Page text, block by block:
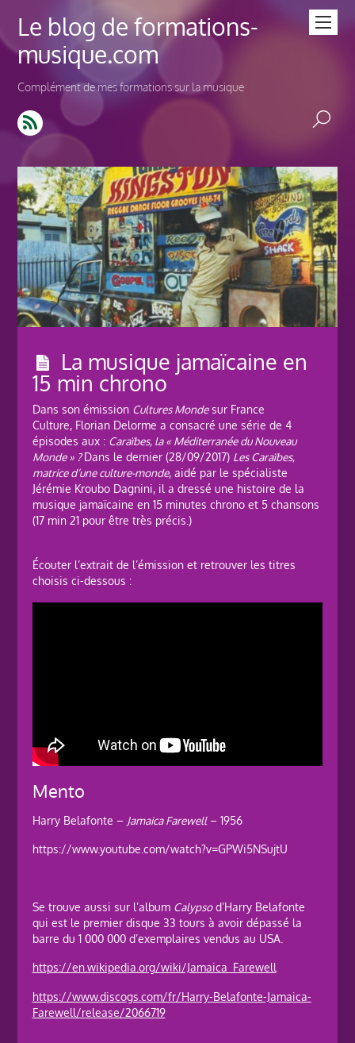
Le blog de formations-
musique.com
Complément de mes formations sur la musique
La musique jamaïcaine en
15 min chrono
Dans son émission Cultures Mondesur France
Culture, Florian Delorme a consacré une série de 4
épisodes aux : Caraïbes, la « Méditerranée du Nouveau
Monde » ?Dans le dernier (28/09/2017) Les Caraïbes,
matrice d’une culture-monde, aidé par le spécialiste
Jérémie Kroubo Dagnini, il a dressé une histoire de la
musique jamaïcaine en 15 minutes chrono et 5 chansons
(17 min 21 pour être très précis.)
Écouter l’extrait de l’émission et retrouver les titres
choisis ci-dessous :
Mento
Harry Belafonte – Jamaica Farewell– 1956
https://www.youtube.com/watch?v=GPWi5NSujtU
Se trouve aussi sur l’album Calypsod’Harry Belafonte
qui est le premier disque 33 tours à avoir dépassé la
barre du 1 000 000 d’exemplaires vendus au USA.
https://en.wikipedia.org/wiki/Jamaica_Farewell
https://www.discogs.com/fr/Harry-Belafonte-Jamaica-
Farewell/release/2066719